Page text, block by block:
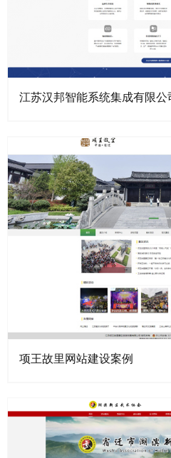
江苏汉邦智能系统集成有限公
项王故里网站建设案例